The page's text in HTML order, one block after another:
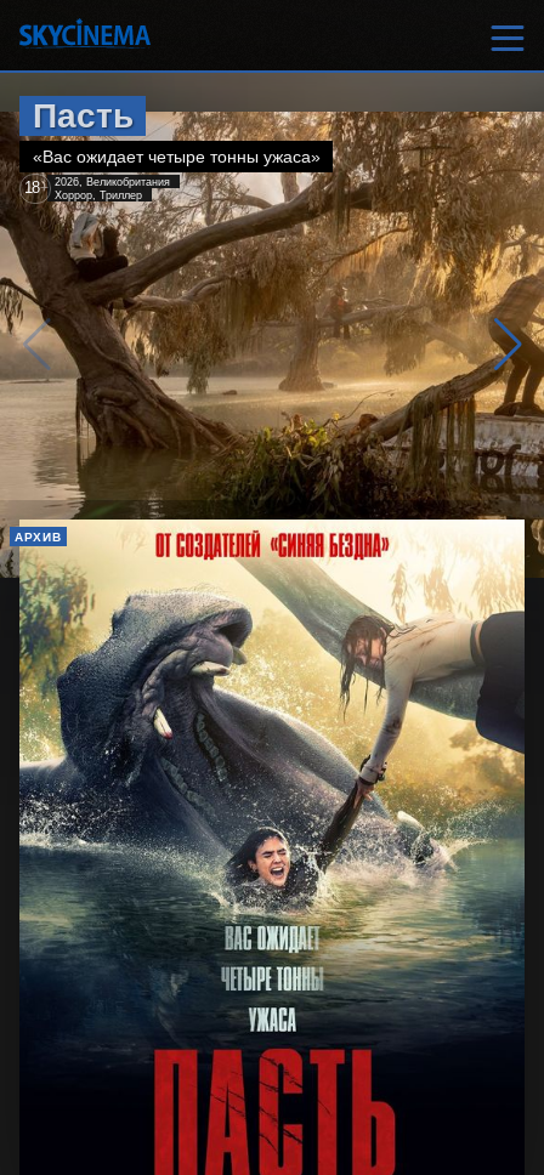
Пасть
«Вас ожидает четыре тонны ужаса»
18+ 2026, Великобритания
Хоррор, Триллер
АРХИВ